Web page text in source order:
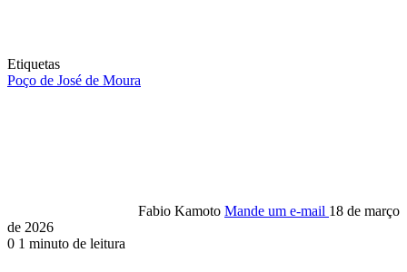
Etiquetas
Poço de José de Moura
Fabio Kamoto Mande um e-mail 18 de março
de 2026
0 1 minuto de leitura